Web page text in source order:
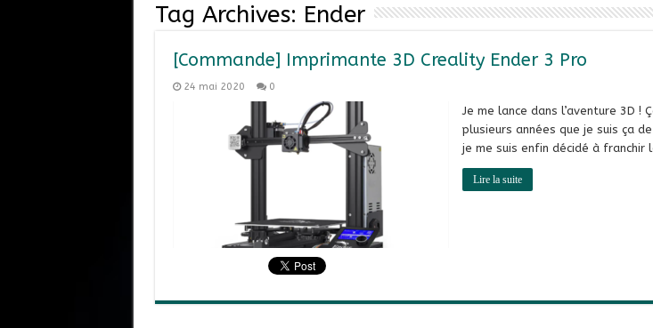
Tag Archives: Ender
[Commande] Imprimante 3D Creality Ender 3 Pro
24 mai 2020 0
Je me lance dans l’aventure 3D !
plusieurs années que je suis ça
je me suis enfin décidé à franchir
Lire la suite